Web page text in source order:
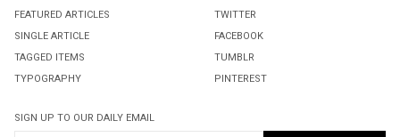
FEATURED ARTICLES
SINGLE ARTICLE
TAGGED ITEMS
TYPOGRAPHY
TWITTER
FACEBOOK
TUMBLR
PINTEREST
SIGN UP TO OUR DAILY EMAIL